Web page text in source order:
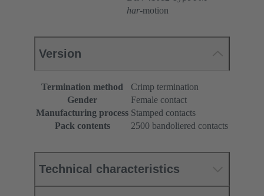
har-motion
Version
Termination method
Crimp termination
Gender
Female contact
Manufacturing process Stamped contacts
Pack contents
2500 bandoliered contacts
Technical characteristics